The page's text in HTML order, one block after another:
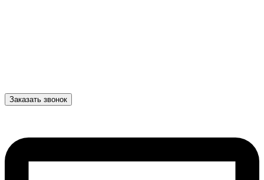
Заказать звонок